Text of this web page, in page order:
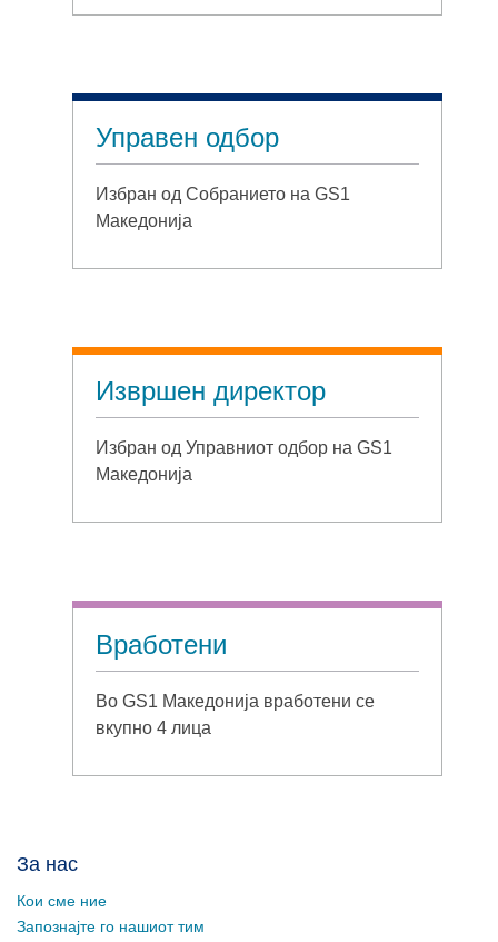
Управен одбор
Избран од Собранието на GS1
Македонија
Извршен директор
Избран од Управниот одбор на GS1
Македонија
Вработени
Во GS1 Македонија вработени се
вкупно 4 лица
За нас
Кои сме ние
Запознајте го нашиот тим